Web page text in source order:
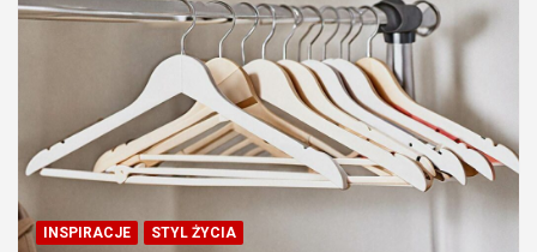
INSPIRACJE STYL ŻYCIA